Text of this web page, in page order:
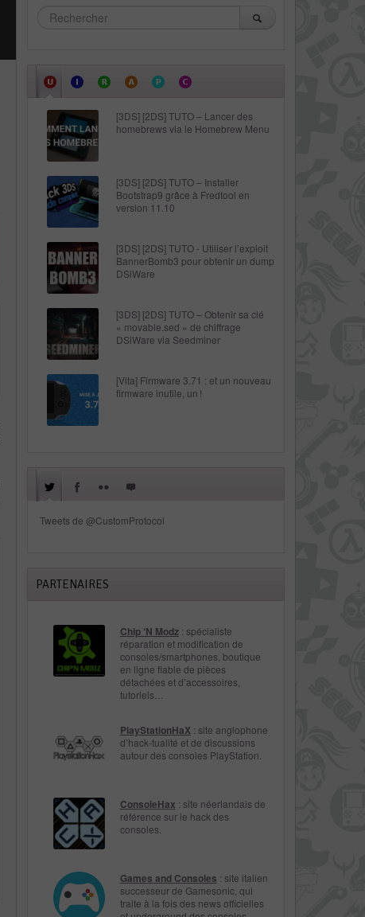
[3DS] [2DS] TUTO – Lancer des
homebrews via le Homebrew Menu
[3DS] [2DS] TUTO – Installer
Bootstrap9 grâce à Fredtool en
version 11.10
[3DS] [2DS] TUTO - Utiliser l’exploit
BannerBomb3 pour obtenir un dump
DSiWare
[3DS] [2DS] TUTO – Obtenir sa clé
« movable.sed » de chiffrage
DSiWare via Seedminer
[Vita] Firmware 3.71 : et un nouveau
firmware inutile, un !
Tweets de @CustomProtocol
PARTENAIRES
Chip ‘N Modz: spécialiste
réparation et modification de
consoles/smartphones, boutique
en ligne fiable de pièces
détachées et d’accessoires,
tutoriels…
PlayStationHaX : site anglophone
d’hack-tualité et de discussions
autour des consoles PlayStation.
ConsoleHax : site néerlandais de
référence sur le hack des
consoles.
Games and Consoles : site italien
successeur de Gamesonic, qui
traite à la fois des news officielles